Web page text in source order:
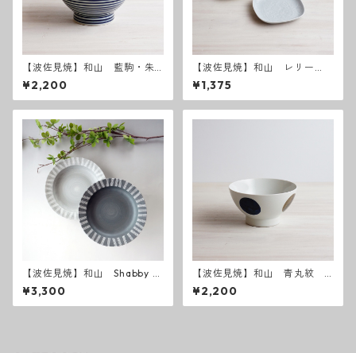
【波佐見焼】和山 藍駒・朱
駒 広東丼 小サイズ
¥2,200
【波佐見焼】和山 レリー
フ・フラワーパレード 取皿
¥1,375
【波佐見焼】和山 Shabby c
hic style カレー皿 ( ダーク
グレー ／ ライトグレー ）
¥3,300
【波佐見焼】和山 青丸紋
広東丼 小
¥2,200